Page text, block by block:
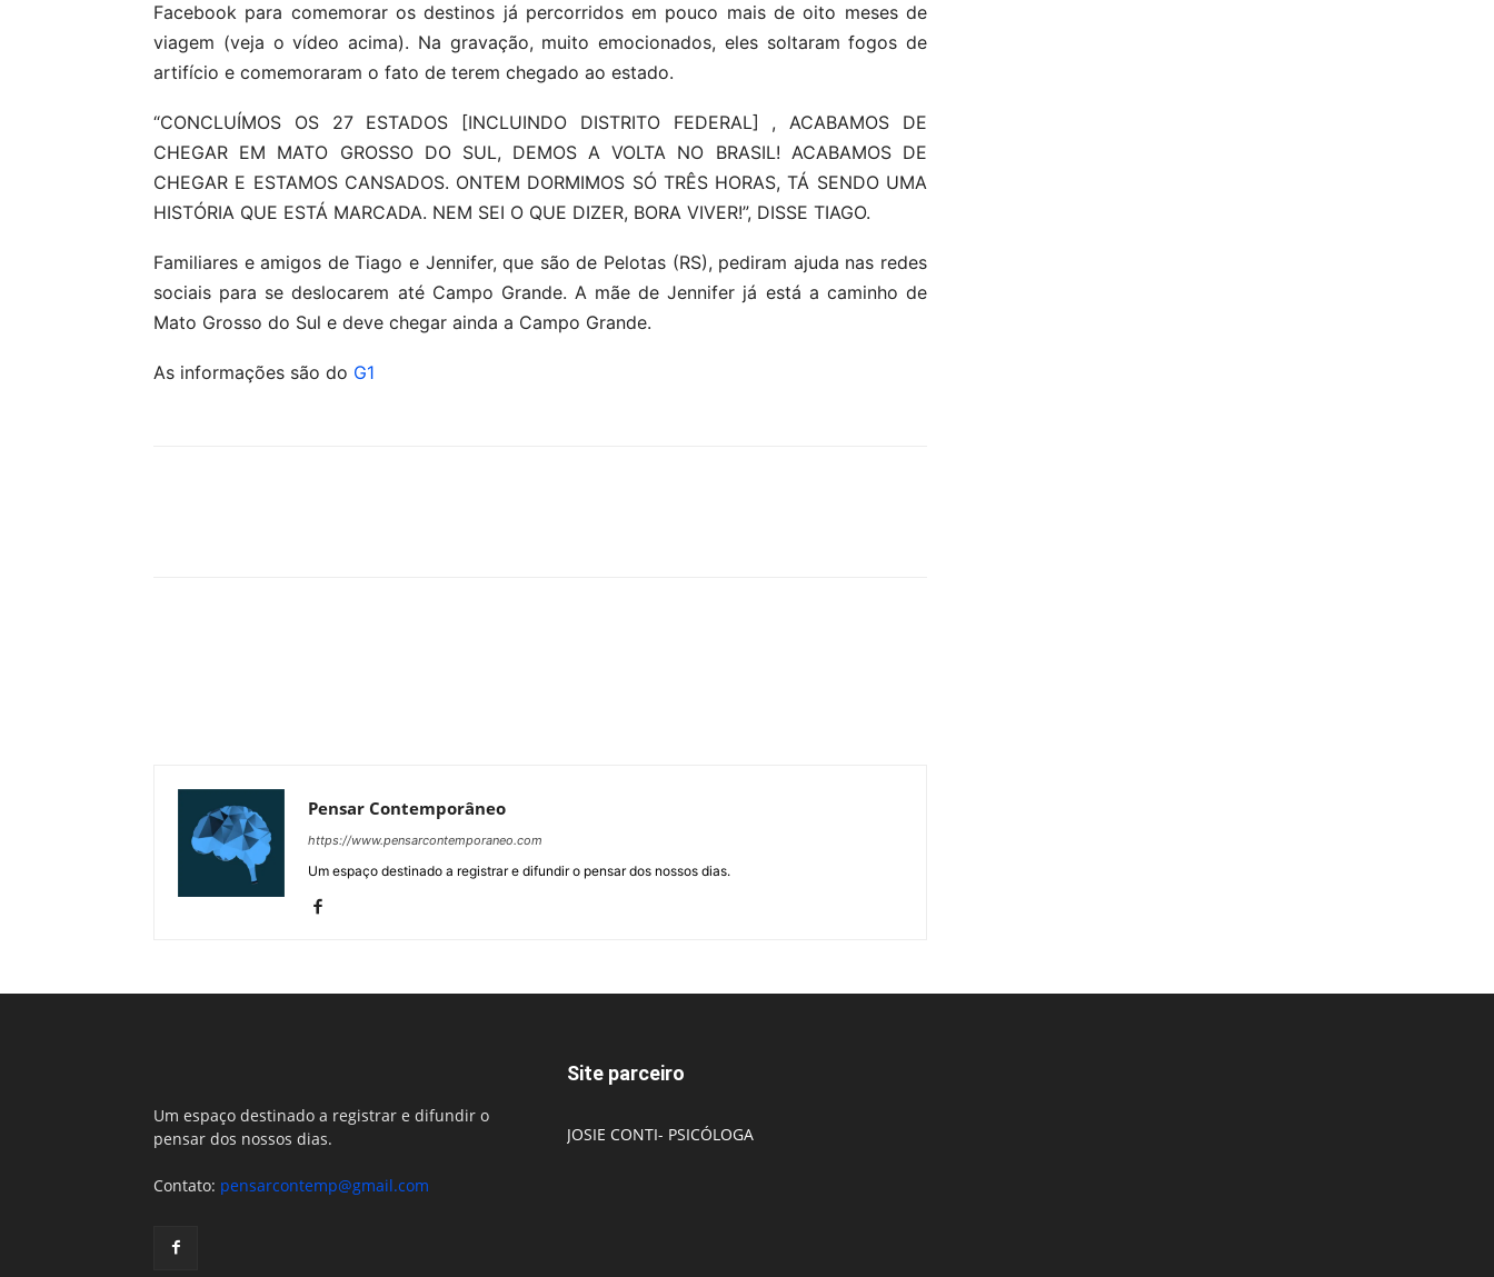
Facebook para comemorar os destinos já percorridos em pouco mais de oito meses de
viagem (veja o vídeo acima). Na gravação, muito emocionados, eles soltaram fogos de
artifício e comemoraram o fato de terem chegado ao estado.
“CONCLUÍMOS OS 27 ESTADOS [INCLUINDO DISTRITO FEDERAL] , ACABAMOS DE
CHEGAR EM MATO GROSSO DO SUL, DEMOS A VOLTA NO BRASIL! ACABAMOS DE
CHEGAR E ESTAMOS CANSADOS. ONTEM DORMIMOS SÓ TRÊS HORAS, TÁ SENDO UMA
HISTÓRIA QUE ESTÁ MARCADA. NEM SEI O QUE DIZER, BORA VIVER!”, DISSE TIAGO.
Familiares e amigos de Tiago e Jennifer, que são de Pelotas (RS), pediram ajuda nas redes
sociais para se deslocarem até Campo Grande. A mãe de Jennifer já está a caminho de
Mato Grosso do Sul e deve chegar ainda a Campo Grande.
As informações são do G1
Pensar Contemporâneo
https://www.pensarcontemporaneo.com
Um espaço destinado a registrar e difundir o pensar dos nossos dias.
Um espaço destinado a registrar e difundir o
pensar dos nossos dias.
Contato: pensarcontemp@gmail.com
Site parceiro
JOSIE CONTI- PSICÓLOGA